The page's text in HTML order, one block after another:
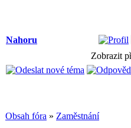
Nahoru
Zobrazit
Obsah fóra » Zaměstnání